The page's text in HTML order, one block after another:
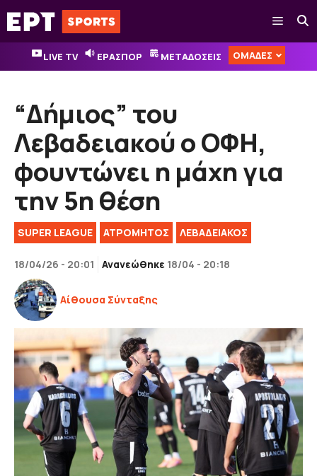
Μετάβαση
σε
περιεχόμενο
Μενού
LIVE TV ΕΡΑΣΠΟΡ ΜΕΤΑΔΟΣΕΙΣ ΟΜΑΔΕΣ
“Δήμιος” του
Λεβαδειακού ο ΟΦΗ,
φουντώνει η μάχη για
την 5η θέση
SUPER LEAGUE ΑΤΡΟΜΗΤΟΣ ΛΕΒΑΔΕΙΑΚΟΣ
18/04/26 - 20:01 Ανανεώθηκε 18/04 - 20:18
Αίθουσα Σύνταξης